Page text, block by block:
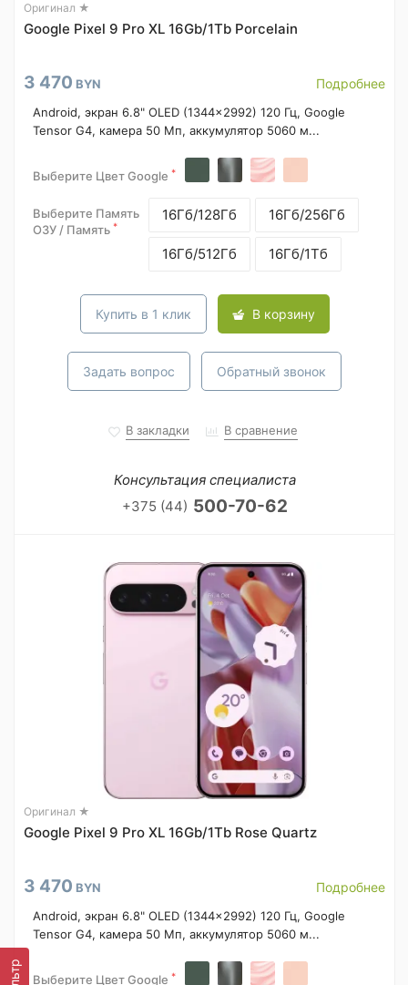
Оригинал ★
Google Pixel 9 Pro XL 16Gb/1Tb Porcelain
3 470 BYN Подробнее
Android, экран 6.8" OLED (1344x2992) 120 Гц, Google
Tensor G4, камера 50 Мп, аккумулятор 5060 м...
Выберите Цвет Google *
Выберите Память
ОЗУ / Память *
16Гб/128Гб 16Гб/256Гб
16Гб/512Гб 16Гб/1Тб
Купить в 1 клик В корзину
Задать вопрос Обратный звонок
В закладки В сравнение
Консультация специалиста
+375 (44) 500-70-62
Оригинал ★
Google Pixel 9 Pro XL 16Gb/1Tb Rose Quartz
3 470 BYN Подробнее
Android, экран 6.8" OLED (1344x2992) 120 Гц, Google
Tensor G4, камера 50 Мп, аккумулятор 5060 м...
Выберите Цвет Google *